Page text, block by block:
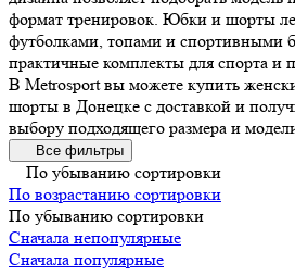
формат тренировок. Юбки и шорты
футболками, топами и спортивными
практичные комплекты для спорта и
В Metrosport вы можете купить
шорты в Донецке с доставкой и
выбору подходящего размера и
Все фильтры
По убыванию сортировки
По возрастанию сортировки
По убыванию сортировки
Сначала непопулярные
Сначала популярные